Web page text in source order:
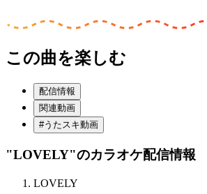
この曲を楽しむ
配信情報
関連動画
#うたスキ動画
"LOVELY"のカラオケ配信情報
LOVELY